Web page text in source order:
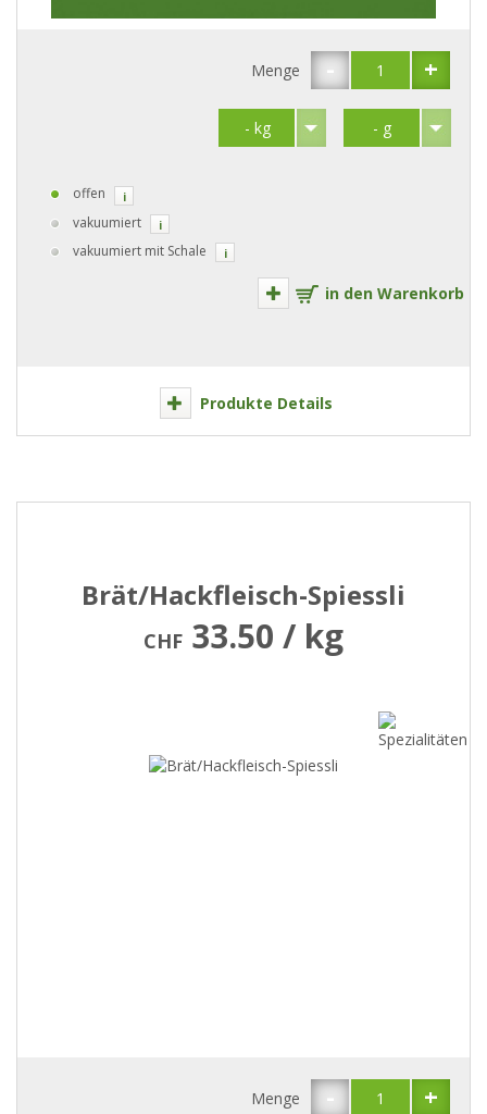
Produkte Details
- +
Menge
offen i
vakuumiert i
vakuumiert mit Schale i
in den Warenkorb
Brät/Hackfleisch-Spiessli
CHF 33.50 / kg
- +
Menge